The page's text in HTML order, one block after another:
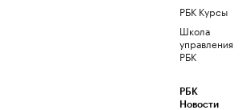
РБК Курсы
Школа
управления
РБК
РБК
Новости